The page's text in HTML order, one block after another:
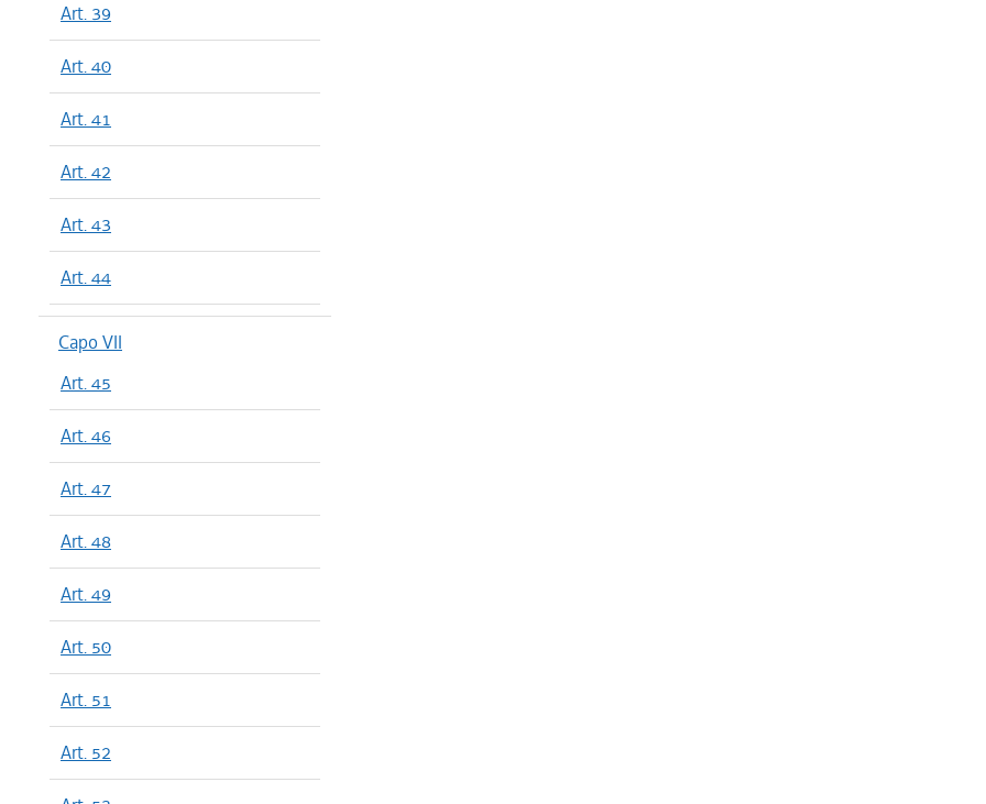
Art. 39
Art. 40
Art. 41
Art. 42
Art. 43
Art. 44
Capo VII
Art. 45
Art. 46
Art. 47
Art. 48
Art. 49
Art. 50
Art. 51
Art. 52